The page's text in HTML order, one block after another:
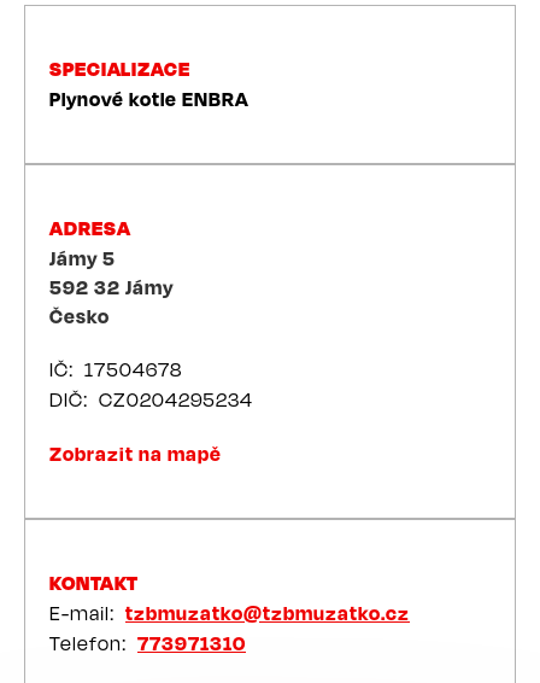
SPECIALIZACE
Plynové kotle ENBRA
ADRESA
Jámy 5
592 32 Jámy
Česko
IČ
17504678
DIČ
CZ0204295234
Zobrazit na mapě
KONTAKT
E-mail
tzbmuzatko@tzbmuzatko.cz
Telefon
773971310